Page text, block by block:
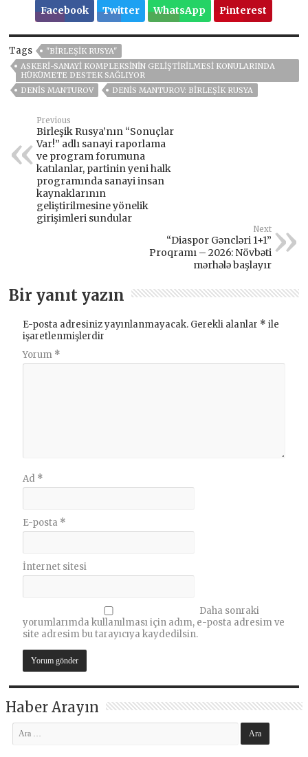
Facebook Twitter WhatsApp Pinterest
Tags
"BIRLEŞIK RUSYA"
ASKERI-SANAYI KOMPLEKSININ GELIŞTIRILMESI KONULARINDA
HÜKÜMETE DESTEK SAĞLIYOR
DENIS MANTUROV
DENIS MANTUROV: BIRLEŞIK RUSYA
Previous
Birleşik Rusya’nın “Sonuçlar
Var!” adlı sanayi raporlama
ve program forumuna
katılanlar, partinin yeni halk
programında sanayi insan
kaynaklarının
geliştirilmesine yönelik
girişimleri sundular
Next
“Diaspor Gəncləri 1+1”
Proqramı – 2026: Növbəti
mərhələ başlayır
Bir yanıt yazın
E-posta adresiniz yayınlanmayacak. Gerekli alanlar * ile
işaretlenmişlerdir
Yorum *
Ad *
E-posta *
İnternet sitesi
Daha sonraki
yorumlarımda kullanılması için adım, e-posta adresim ve
site adresim bu tarayıcıya kaydedilsin.
Haber Arayın